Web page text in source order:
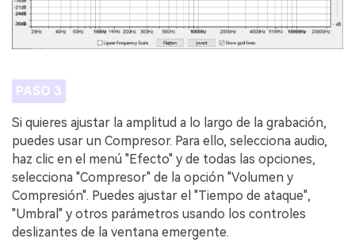
PASO 3
Si quieres ajustar la amplitud a lo largo de la grabación,
puedes usar un Compresor. Para ello, selecciona audio,
haz clic en el menú "Efecto" y de todas las opciones,
selecciona "Compresor" de la opción "Volumen y
Compresión". Puedes ajustar el "Tiempo de ataque",
"Umbral" y otros parámetros usando los controles
deslizantes de la ventana emergente.